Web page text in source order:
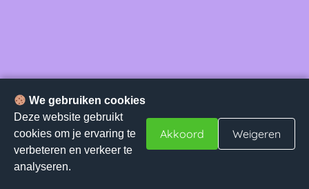
We gebruiken cookies
Deze website gebruikt
cookies om je ervaring te
verbeteren en verkeer te
analyseren.
Akkoord Weigeren